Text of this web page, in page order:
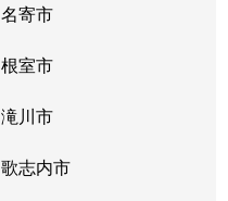
名寄市
根室市
滝川市
歌志内市